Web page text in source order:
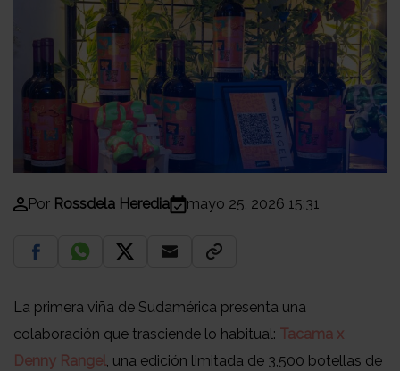
Por Rossdela Heredia mayo 25, 2026 15:31
La primera viña de Sudamérica presenta una
colaboración que trasciende lo habitual: Tacama x
Denny Rangel, una edición limitada de 3,500 botellas de